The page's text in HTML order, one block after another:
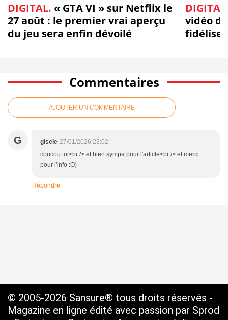
DIGITAL. « GTA VI » sur Netflix le
27 août : le premier vrai aperçu
du jeu sera enfin dévoilé
vidéo
Commentaires
AJOUTER UN COMMENTAIRE
G gisele 27/01/2026 23:02
coucou toi<br /> et bien sympa pour l'article<br /> et merci
pour l'info :O)
Répondre
© 2005-2026 Sansure® tous droits réservés -
Magazine en ligne édité avec passion par Sprod